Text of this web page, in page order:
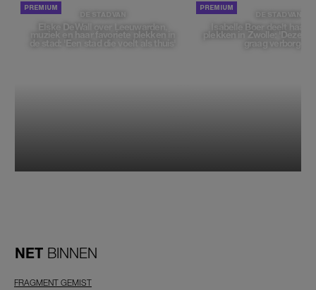
DE STAD VAN
Elske DeWall over Leeuwarden,
muziek en haar favoriete plekken in
de stad: 'Een stad die voelt als thuis'
DE STAD VAN
Isabelle Boer deelt haar
plekken in Zwolle: 'Deze
graag verborgen'
NET BINNEN
FRAGMENT GEMIST